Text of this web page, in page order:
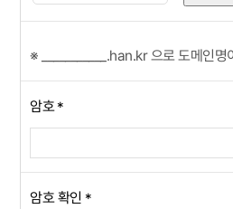
※ ___________.han.kr 으로 도메인명
암호*
암호 확인 *